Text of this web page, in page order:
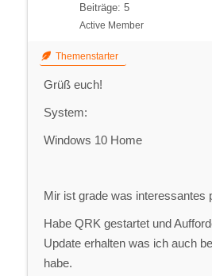
Beiträge: 5
Active Member
Themenstarter
Grüß euch!
System:
Windows 10 Home
Mir ist grade was interessantes
Habe QRK gestartet und
Update erhalten was ich auch
habe.